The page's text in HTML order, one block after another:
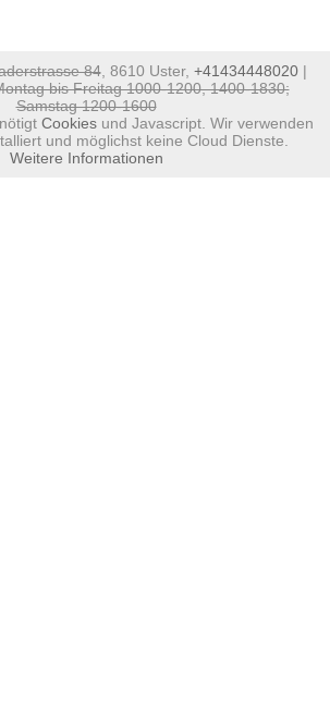
84, 8610 Uster, +41434448020|
bis Freitag 1000-1200, 1400-1830;
Samstag 1200-1600
Cookies und Javascript. Wir verwenden
und möglichst keine Cloud Dienste.
Weitere Informationen